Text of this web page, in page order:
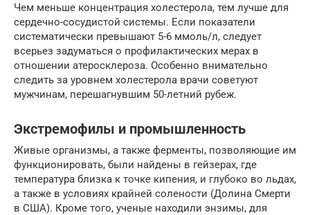
Чем меньше концентрация холестерола, тем лучше для
сердечно-сосудистой системы. Если показатели
систематически превышают 5-6 ммоль/л, следует
всерьез задуматься о профилактических мерах в
отношении атеросклероза. Особенно внимательно
следить за уровнем холестерола врачи советуют
мужчинам, перешагнувшим 50-летний рубеж.
Экстремофилы и промышленность
Живые организмы, а также ферменты, позволяющие им
функционировать, были найдены в гейзерах, где
температура близка к точке кипения, и глубоко во льдах,
а также в условиях крайней солености (Долина Смерти
в США). Кроме того, ученые находили энзимы, для